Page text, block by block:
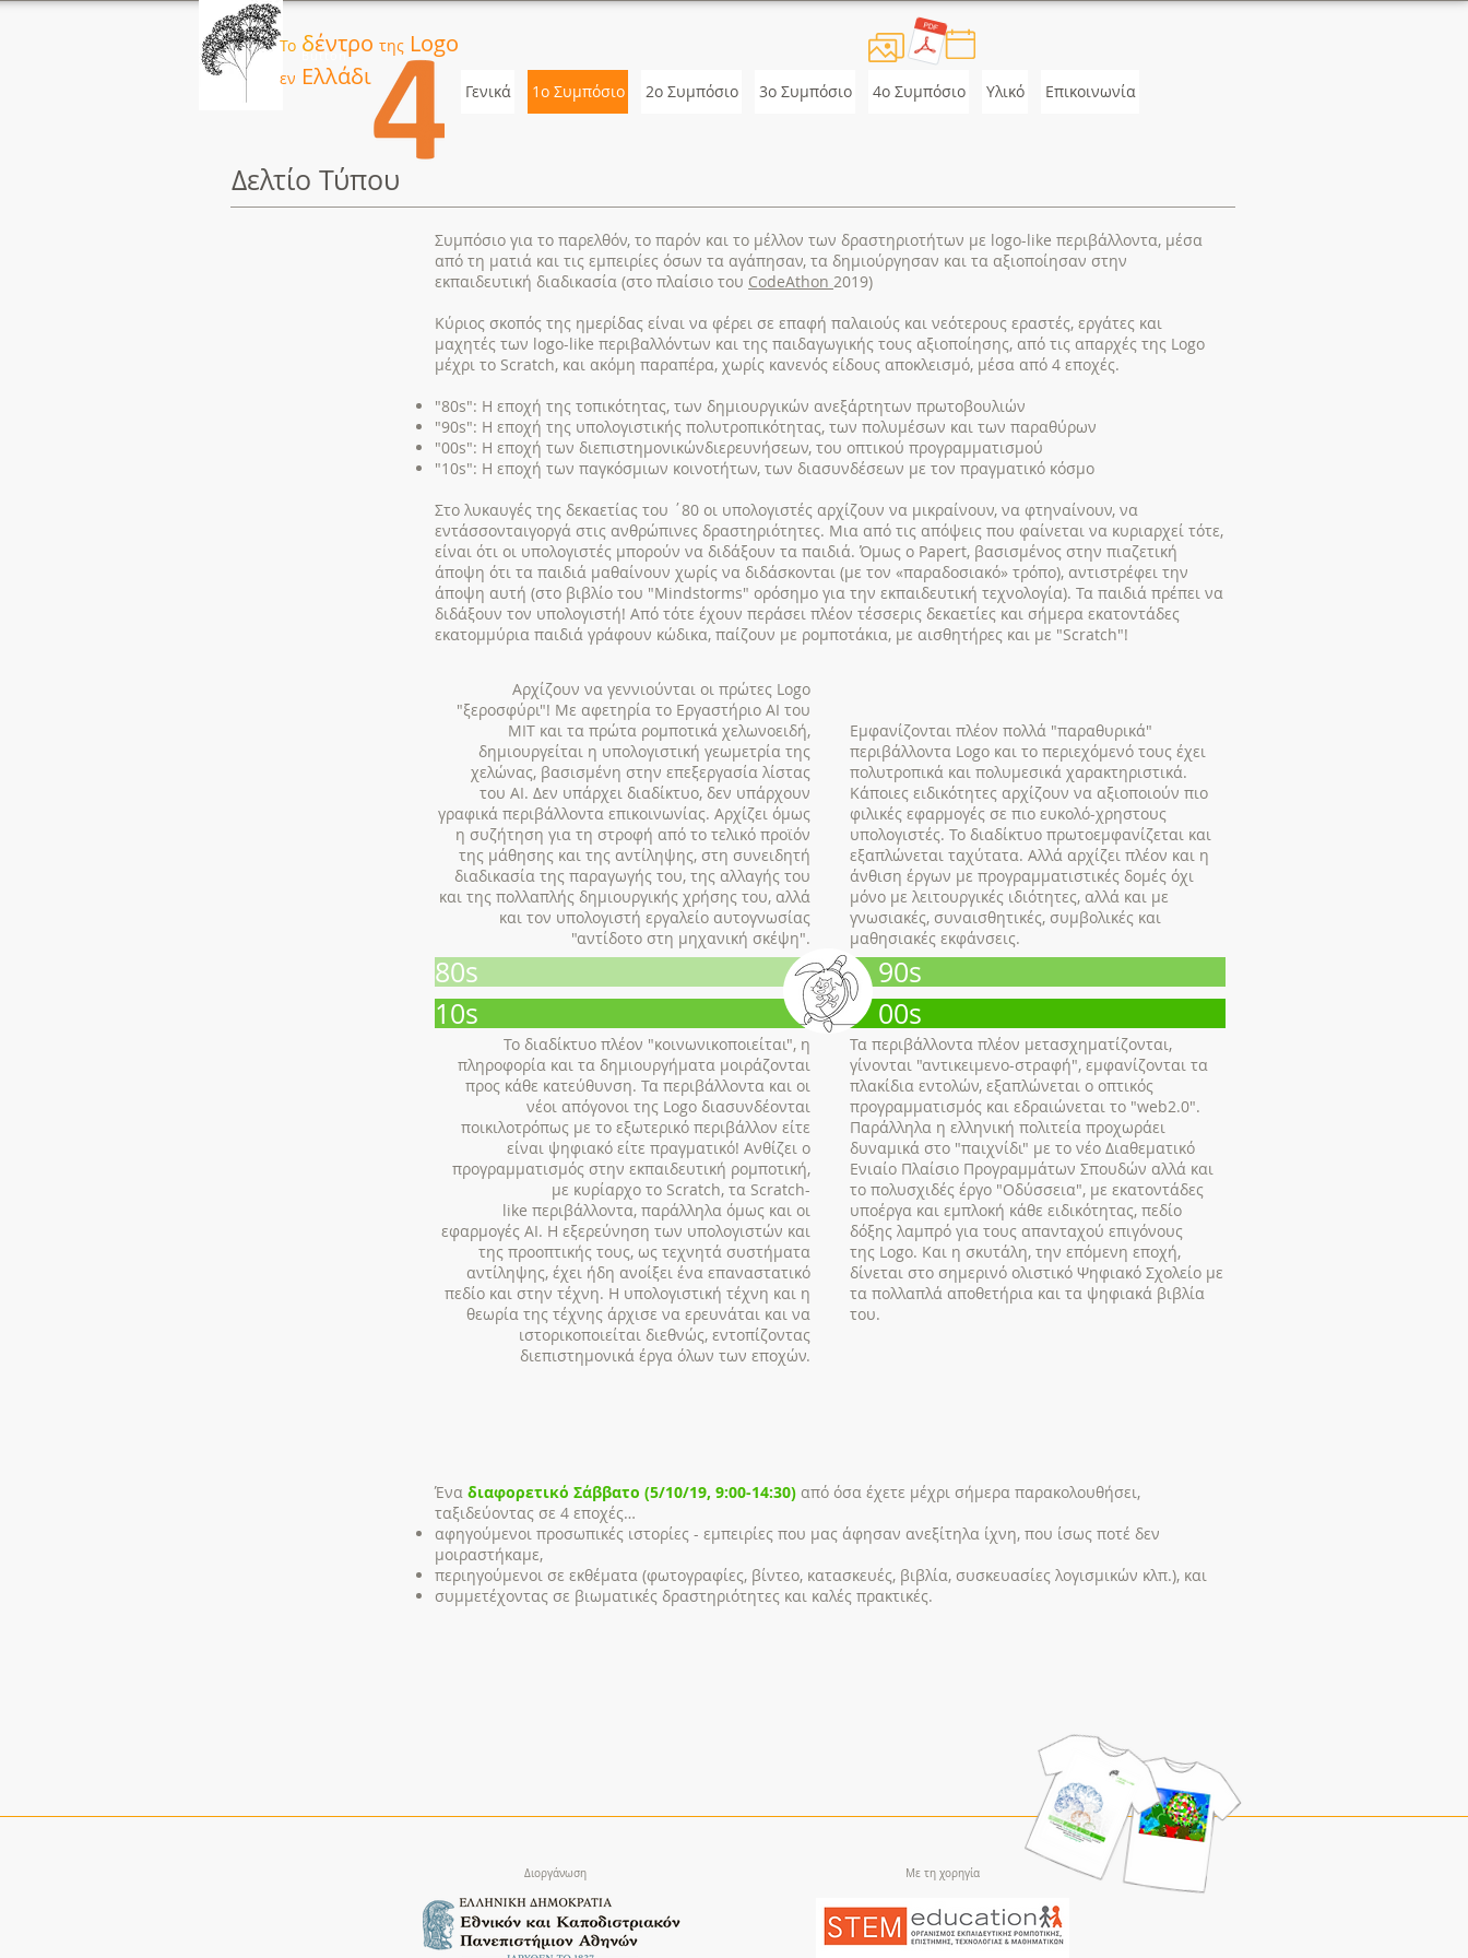
Το δέντρο της Logo
εν Ελλάδι
Button
Γενικά 1ο Συμπόσιο 2o Συμπόσιο 3o Συμπόσιο 4ο Συμπόσιο Υλικό Επικοινωνία
Δελτίο Τύπου
Συμπόσιο για το παρελθόν, το παρόν και το μέλλον των δραστηριοτήτων με logo-like περιβάλλοντα, μέσα
από τη ματιά και τις εμπειρίες όσων τα αγάπησαν, τα δημιούργησαν και τα αξιοποίησαν στην
εκπαιδευτική διαδικασία (στο πλαίσιο του CodeAthon 2019)
Κύριος σκοπός της ημερίδας είναι να φέρει σε επαφή παλαιούς και νεότερους εραστές, εργάτες και
μαχητές των logo-like περιβαλλόντων και της παιδαγωγικής τους αξιοποίησης, από τις απαρχές της Logo
μέχρι το Scratch, και ακόμη παραπέρα, χωρίς κανενός είδους αποκλεισμό, μέσα από 4 εποχές.
"80s": Η εποχή της τοπικότητας, των δημιουργικών ανεξάρτητων πρωτοβουλιών
"90s": Η εποχή της υπολογιστικής πολυτροπικότητας, των πολυμέσων και των παραθύρων
"00s": Η εποχή των διεπιστημονικώνδιερευνήσεων, του οπτικού προγραμματισμού
"10s": Η εποχή των παγκόσμιων κοινοτήτων, των διασυνδέσεων με τον πραγματικό κόσμο
Στο λυκαυγές της δεκαετίας του ΄80 οι υπολογιστές αρχίζουν να μικραίνουν, να φτηναίνουν, να
εντάσσονταιγοργά στις ανθρώπινες δραστηριότητες. Μια από τις απόψεις που φαίνεται να κυριαρχεί τότε,
είναι ότι οι υπολογιστές μπορούν να διδάξουν τα παιδιά. Όμως o Papert, βασισμένος στην πιαζετική
άποψη ότι τα παιδιά μαθαίνουν χωρίς να διδάσκονται (με τον «παραδοσιακό» τρόπο), αντιστρέφει την
άποψη αυτή (στο βιβλίο του "Mindstorms" ορόσημο για την εκπαιδευτική τεχνολογία). Τα παιδιά πρέπει να
διδάξουν τον υπολογιστή! Από τότε έχουν περάσει πλέον τέσσερις δεκαετίες και σήμερα εκατοντάδες
εκατομμύρια παιδιά γράφουν κώδικα, παίζουν με ρομποτάκια, με αισθητήρες και με "Scratch"!
Αρχίζουν να γεννιούνται οι πρώτες Logo
"ξεροσφύρι"! Με αφετηρία το Εργαστήριο AI του
ΜΙΤ και τα πρώτα ρομποτικά χελωνοειδή,
δημιουργείται η υπολογιστική γεωμετρία της
χελώνας, βασισμένη στην επεξεργασία λίστας
του AI. Δεν υπάρχει διαδίκτυο, δεν υπάρχουν
γραφικά περιβάλλοντα επικοινωνίας. Αρχίζει όμως
η συζήτηση για τη στροφή από το τελικό προϊόν
της μάθησης και της αντίληψης, στη συνειδητή
διαδικασία της παραγωγής του, της αλλαγής του
και της πολλαπλής δημιουργικής χρήσης του, αλλά
και τον υπολογιστή εργαλείο αυτογνωσίας
"αντίδοτο στη μηχανική σκέψη".
Εμφανίζονται πλέον πολλά "παραθυρικά"
περιβάλλοντα Logo και το περιεχόμενό τους έχει
πολυτροπικά και πολυμεσικά χαρακτηριστικά.
Κάποιες ειδικότητες αρχίζουν να αξιοποιούν πιο
φιλικές εφαρμογές σε πιο ευκολό-χρηστους
υπολογιστές. Το διαδίκτυο πρωτοεμφανίζεται και
εξαπλώνεται ταχύτατα. Αλλά αρχίζει πλέον και η
άνθιση έργων με προγραμματιστικές δομές όχι
μόνο με λειτουργικές ιδιότητες, αλλά και με
γνωσιακές, συναισθητικές, συμβολικές και
μαθησιακές εκφάνσεις.
80s
90s
10s
00s
Το διαδίκτυο πλέον "κοινωνικοποιείται", η
πληροφορία και τα δημιουργήματα μοιράζονται
προς κάθε κατεύθυνση. Τα περιβάλλοντα και οι
νέοι απόγονοι της Logo διασυνδέονται
ποικιλοτρόπως με το εξωτερικό περιβάλλον είτε
είναι ψηφιακό είτε πραγματικό! Ανθίζει ο
προγραμματισμός στην εκπαιδευτική ρομποτική,
με κυρίαρχο το Scratch, τα Scratch-
like περιβάλλοντα, παράλληλα όμως και οι
εφαρμογές ΑΙ. Η εξερεύνηση των υπολογιστών και
της προοπτικής τους, ως τεχνητά συστήματα
αντίληψης, έχει ήδη ανοίξει ένα επαναστατικό
πεδίο και στην τέχνη. Η υπολογιστική τέχνη και η
θεωρία της τέχνης άρχισε να ερευνάται και να
ιστορικοποιείται διεθνώς, εντοπίζοντας
διεπιστημονικά έργα όλων των εποχών.
Τα περιβάλλοντα πλέον μετασχηματίζονται,
γίνονται "αντικειμενο-στραφή", εμφανίζονται τα
πλακίδια εντολών, εξαπλώνεται ο οπτικός
προγραμματισμός και εδραιώνεται το "web2.0".
Παράλληλα η ελληνική πολιτεία προχωράει
δυναμικά στο "παιχνίδι" με το νέο Διαθεματικό
Ενιαίο Πλαίσιο Προγραμμάτων Σπουδών αλλά και
το πολυσχιδές έργο "Οδύσσεια", με εκατοντάδες
υποέργα και εμπλοκή κάθε ειδικότητας, πεδίο
δόξης λαμπρό για τους απανταχού επιγόνους
της Logo. Και η σκυτάλη, την επόμενη εποχή,
δίνεται στο σημερινό ολιστικό Ψηφιακό Σχολείο με
τα πολλαπλά αποθετήρια και τα ψηφιακά βιβλία
του.
Ένα διαφορετικό Σάββατο (5/10/19, 9:00-14:30) από όσα έχετε μέχρι σήμερα παρακολουθήσει,
ταξιδεύοντας σε 4 εποχές…
αφηγούμενοι προσωπικές ιστορίες - εμπειρίες που μας άφησαν ανεξίτηλα ίχνη, που ίσως ποτέ δεν
μοιραστήκαμε,
περιηγούμενοι σε εκθέματα (φωτογραφίες, βίντεο, κατασκευές, βιβλία, συσκευασίες λογισμικών κλπ.), και
συμμετέχοντας σε βιωματικές δραστηριότητες και καλές πρακτικές.
Διοργάνωση Με τη χορηγία